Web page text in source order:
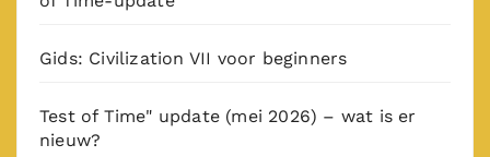
Gids: Civilization VII voor beginners
Test of Time" update (mei 2026) – wat is er
nieuw?